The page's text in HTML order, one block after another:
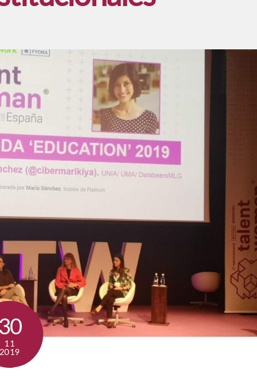
30
11
2019